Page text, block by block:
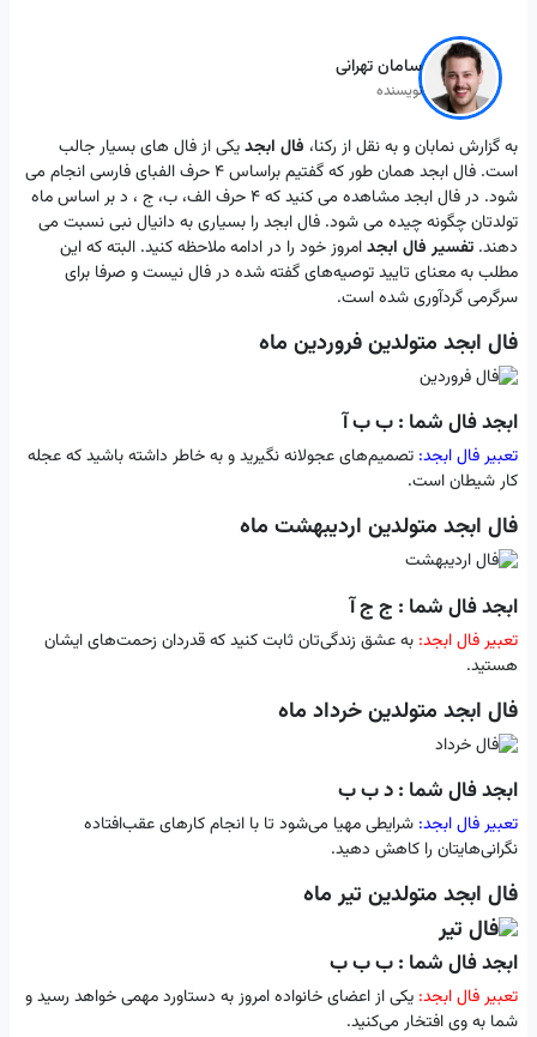
سامان تهرانی
نویسنده
به گزارش نمابان و به نقل از رکنا، فال ابجدیکی از فال های بسیار جالب
است. فال ابجد همان طور که گفتیم براساس 4 حرف الفبای فارسی انجام می
شود. در فال ابجد مشاهده می کنید که 4 حرف الف، ب، ج ، د بر اساس ماه
تولدتان چگونه چیده می شود. فال ابجد را بسیاری به دانیال نبی نسبت می
دهند. تفسیر فال ابجدامروز خود را در ادامه ملاحظه کنید. البته که این
مطلب به معنای تایید توصیه‌های گفته شده در فال نیست و صرفا برای
سرگرمی گردآوری شده است.
فال ابجد متولدین فروردین ماه
ابجد فال شما : ب ب آ
تعبیر فال ابجد: تصمیم‌های عجولانه نگیرید و به خاطر داشته باشید که عجله
کار شیطان است.
فال ابجد متولدین اردیبهشت ماه
ابجد فال شما : ج ج آ
تعبیر فال ابجد: به عشق‌ زندگی‌تان ثابت کنید که قدردان زحمت‌های ایشان
هستید.
فال ابجد متولدین خرداد ماه
ابجد فال شما : د ب ب
تعبیر فال ابجد: شرایطی مهیا می‌شود تا با انجام کار‌های عقب‌افتاده
نگرانی‌هایتان را کاهش دهید.
فال ابجد متولدین تیر ماه
ابجد فال شما : ب ب ب
تعبیر فال ابجد: یکی از اعضای خانواده امروز به دستاورد مهمی خواهد رسید و
شما به وی افتخار می‌کنید.